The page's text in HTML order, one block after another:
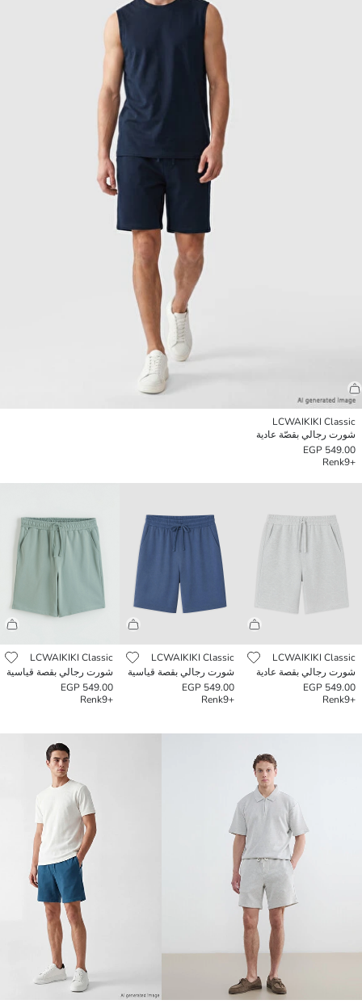
LCWAIKIKI Classic
شورت رجالي بقصّة عادية
549.00 EGP
+9
Renk
LCWAIKIKI Classic
شورت رجالي بقصة عادية
549.00 EGP
+9
Renk
LCWAIKIKI Classic
شورت رجالي بقصة قياسية
549.00 EGP
+9
Renk
LCWAIKIKI Classic
شورت رجالي بقصة قياسية
549.00 EGP
+9
Renk